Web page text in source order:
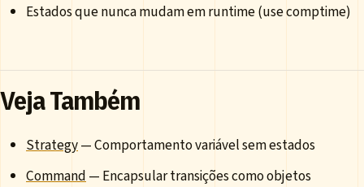
Estados que nunca mudam em runtime (use comptime)
Veja Também
Strategy— Comportamento variável sem estados
Command — Encapsular transições como objetos